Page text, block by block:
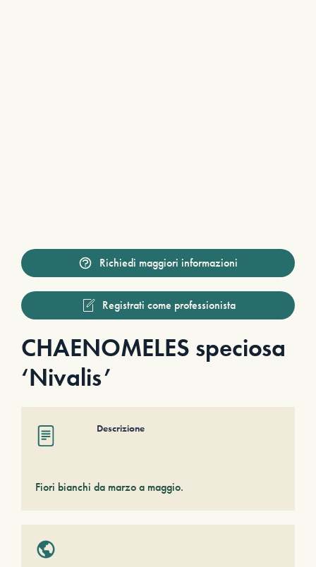
Richiedi maggiori informazioni
Registrati come professionista
CHAENOMELES speciosa
‘Nivalis’
Descrizione
Fiori bianchi da marzo a maggio.